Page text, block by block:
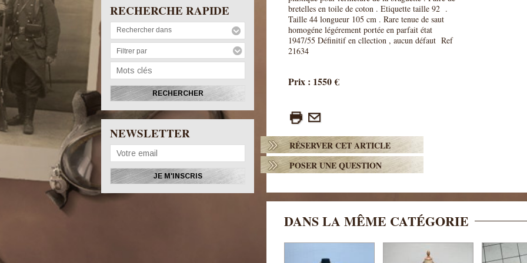
RECHERCHE RAPIDE
Rechercher dans
Filtrer par
NEWSLETTER
bretelles en toile de coton . Etiquette taille 92 .
Taille 44 longueur 105 cm . Rare tenue de saut
homogéne légérement portée en parfait état
1947/55 Définitif en cllection , aucun défaut Ref
21634
Prix : 1550 €
RÉSERVER CET ARTICLE
POSER UNE QUESTION
DANS LA MÊME CATÉGORIE